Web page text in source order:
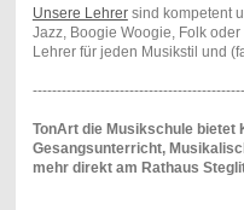
Unsere Lehrersind kompetent
Jazz, Boogie Woogie, Folk
Lehrer für jeden Musikstil und
TonArt die Musikschule
Gesangsunterricht,
mehr direkt am Rathaus